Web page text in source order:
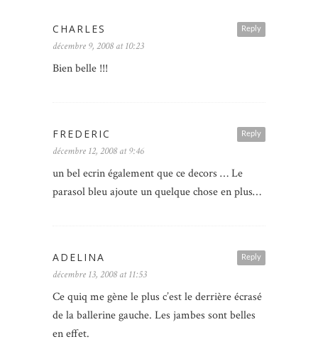
Reply
CHARLES
décembre 9, 2008 at 10:23
Bien belle !!!
Reply
FREDERIC
décembre 12, 2008 at 9:46
un bel ecrin également que ce decors … Le
parasol bleu ajoute un quelque chose en plus…
Reply
ADELINA
décembre 13, 2008 at 11:53
Ce quiq me gène le plus c’est le derrière écrasé
de la ballerine gauche. Les jambes sont belles
en effet.